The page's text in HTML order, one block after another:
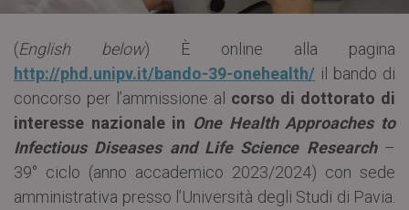
(English below) È online alla pagina
http://phd.unipv.it/bando-39-onehealth/ il bando di
concorso per l’ammissione al corso di dottorato di
interesse nazionale in One Health Approaches to
Infectious Diseases and Life Science Research–
39° ciclo (anno accademico 2023/2024) con sede
amministrativa presso l’Università degli Studi di Pavia.